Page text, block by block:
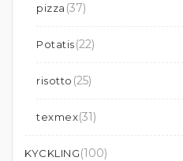
pizza (37)
Potatis(22)
risotto (25)
texmex(31)
KYCKLING(100)